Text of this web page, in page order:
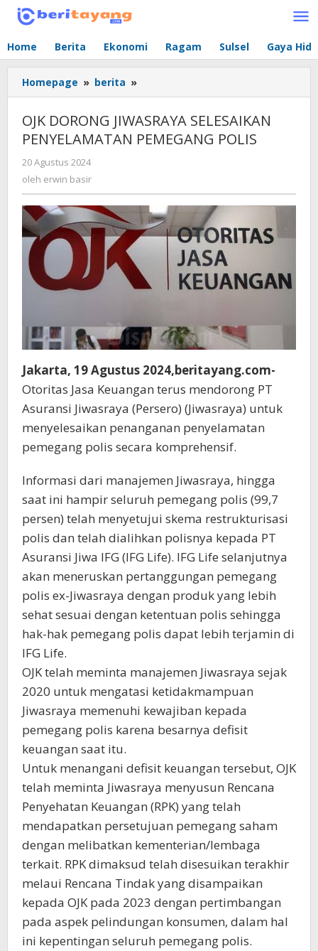
Lewati
Home Berita Ekonomi Ragam Sulsel Gaya
Homepage » berita »
DORONG
SELESAIKAN
PENYELAMATAN
OJK DORONG JIWASRAYA SELESAIKAN
PENYELAMATAN PEMEGANG POLIS
20 Agustus 2024
oleh erwin basir
Jakarta, 19 Agustus 2024,beritayang.com-
Otoritas Jasa Keuangan terus mendorong PT
Asuransi Jiwasraya (Persero) (Jiwasraya) untuk
menyelesaikan penanganan penyelamatan
pemegang polis secara komprehensif.
Informasi dari manajemen Jiwasraya, hingga
saat ini hampir seluruh pemegang polis (99,7
persen) telah menyetujui skema restrukturisasi
polis dan telah dialihkan polisnya kepada PT
Asuransi Jiwa IFG (IFG Life). IFG Life selanjutnya
akan meneruskan pertanggungan pemegang
polis ex-Jiwasraya dengan produk yang lebih
sehat sesuai dengan ketentuan polis sehingga
hak-hak pemegang polis dapat lebih terjamin di
IFG Life.
OJK telah meminta manajemen Jiwasraya sejak
2020 untuk mengatasi ketidakmampuan
Jiwasraya memenuhi kewajiban kepada
pemegang polis karena besarnya defisit
keuangan saat itu.
Untuk menangani defisit keuangan tersebut, OJK
telah meminta Jiwasraya menyusun Rencana
Penyehatan Keuangan (RPK) yang telah
mendapatkan persetujuan pemegang saham
dengan melibatkan kementerian/lembaga
terkait. RPK dimaksud telah disesuikan terakhir
melaui Rencana Tindak yang disampaikan
kepada OJK pada 2023 dengan pertimbangan
pada aspek pelindungan konsumen, dalam hal
ini kepentingan seluruh pemegang polis.